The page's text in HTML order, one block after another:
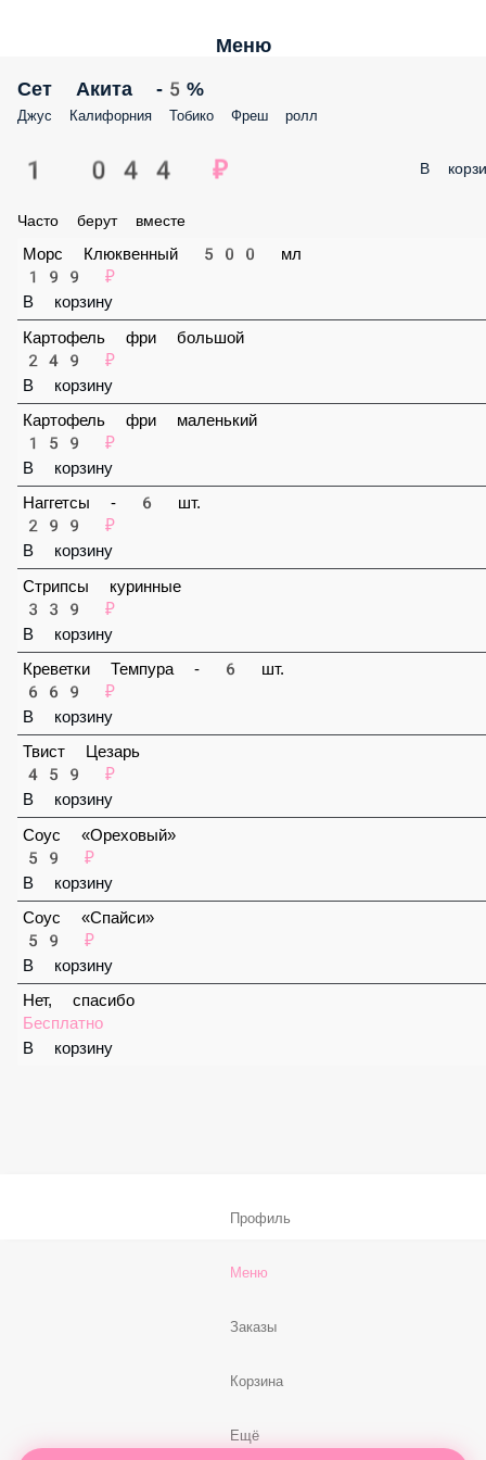
Меню
Сет Акита -5%
Джус Калифорния Тобико Фреш ролл
1 044 ₽ В
Часто берут вместе
Морс Клюквенный 500 мл
199 ₽
В корзину
Картофель фри большой
249 ₽
В корзину
Картофель фри маленький
159 ₽
В корзину
Наггетсы - 6 шт.
299 ₽
В корзину
Стрипсы куринные
339 ₽
Креветки Темпура - 6 шт.
669 ₽
В корзину
Твист Цезарь
459 ₽
В корзину
Соус «Ореховый»
59 ₽
В корзину
Соус «Спайси»
Профиль
Меню